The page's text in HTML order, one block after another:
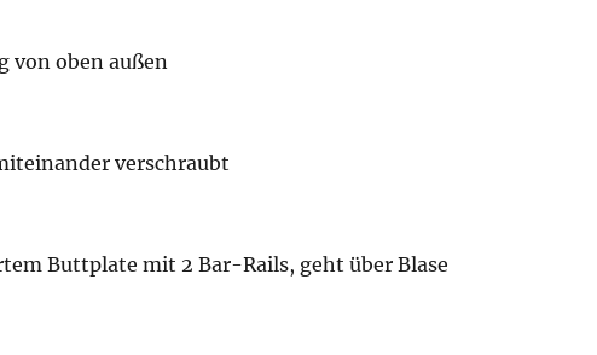
von oben außen
verschraubt
Buttplate mit 2 Bar-Rails, geht über Blase